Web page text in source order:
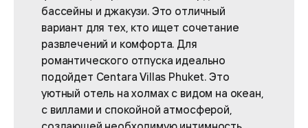
бассейны и джакузи. Это отличный
вариант для тех, кто ищет сочетание
развлечений и комфорта. Для
романтического отпуска идеально
подойдет Centara Villas Phuket. Это
уютный отель на холмах с видом на океан,
с виллами и спокойной атмосферой,